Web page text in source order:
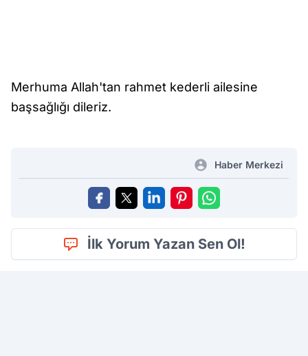
Merhuma Allah'tan rahmet kederli ailesine
başsağlığı dileriz.
Haber Merkezi
İlk Yorum Yazan Sen Ol!